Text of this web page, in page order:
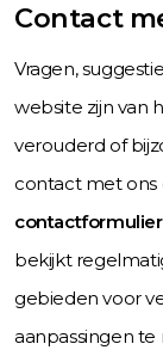
Contact
Vragen,
website zijn van
verouderd of
contact met ons
contactformulier
bekijkt
gebieden voor
aanpassingen te